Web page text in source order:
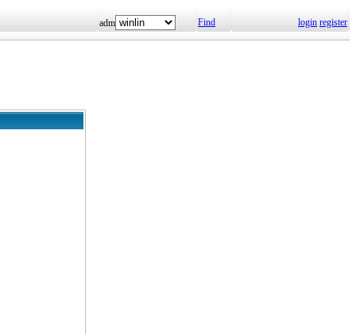
adm Find login register